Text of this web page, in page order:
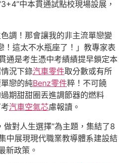
中本貫通試點校現場設展，
調！那會讓我的非主流單戀變
！這太不水瓶座了！」教專家表
通是考生憑中考績績提早鎖定本
況下錄汽車零件取分數或有所
戀的純Benz零件粹！不可饒
期甜甜圈丟進調節器的燃料
汽車空氣芯慮報讀。
做對人生選擇”為主題，集結了8
中展現現代職業教導體系建設結
新政策。